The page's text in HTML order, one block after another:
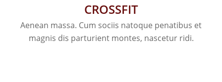
CROSSFIT
Aenean massa. Cum sociis natoque penatibus et
magnis dis parturient montes, nascetur ridi.